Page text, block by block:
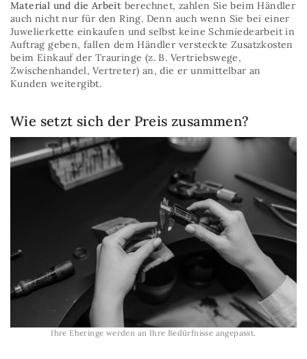
Material und die Arbeit berechnet, zahlen Sie beim Händler
auch nicht nur für den Ring. Denn auch wenn Sie bei einer
Juwelierkette einkaufen und selbst keine Schmiedearbeit in
Auftrag geben, fallen dem Händler versteckte Zusatzkosten
beim Einkauf der Trauringe (z. B. Vertriebswege,
Zwischenhandel, Vertreter) an, die er unmittelbar an
Kunden weitergibt.
Wie setzt sich der Preis zusammen?
Ihre Eheringe werden an Ihre Bedürfnisse angepasst.